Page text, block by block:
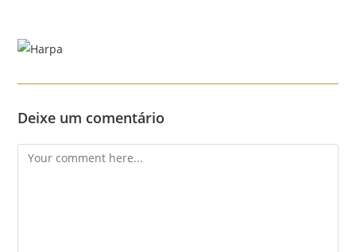
content
Deixe um comentário
Comment